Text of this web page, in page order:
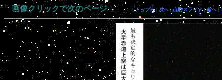
画像クリックで次のページ |トップへ| 次へ| 自動スライド|前へ|